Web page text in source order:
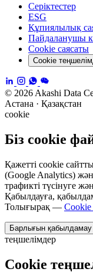
Серіктестер
ESG
Құпиялылық
Пайдаланушы
Cookie саясаты
Cookie
© 2026 Akashi Data
Астана · Қазақстан
cookie
Біз cookie
Қажетті cookie
(Google Analytics)
трафикті түсінуге
Қабылдауға,
Толығырақ — Cookie
Барлығын қабылдамау
теңшелімдер
Cookie